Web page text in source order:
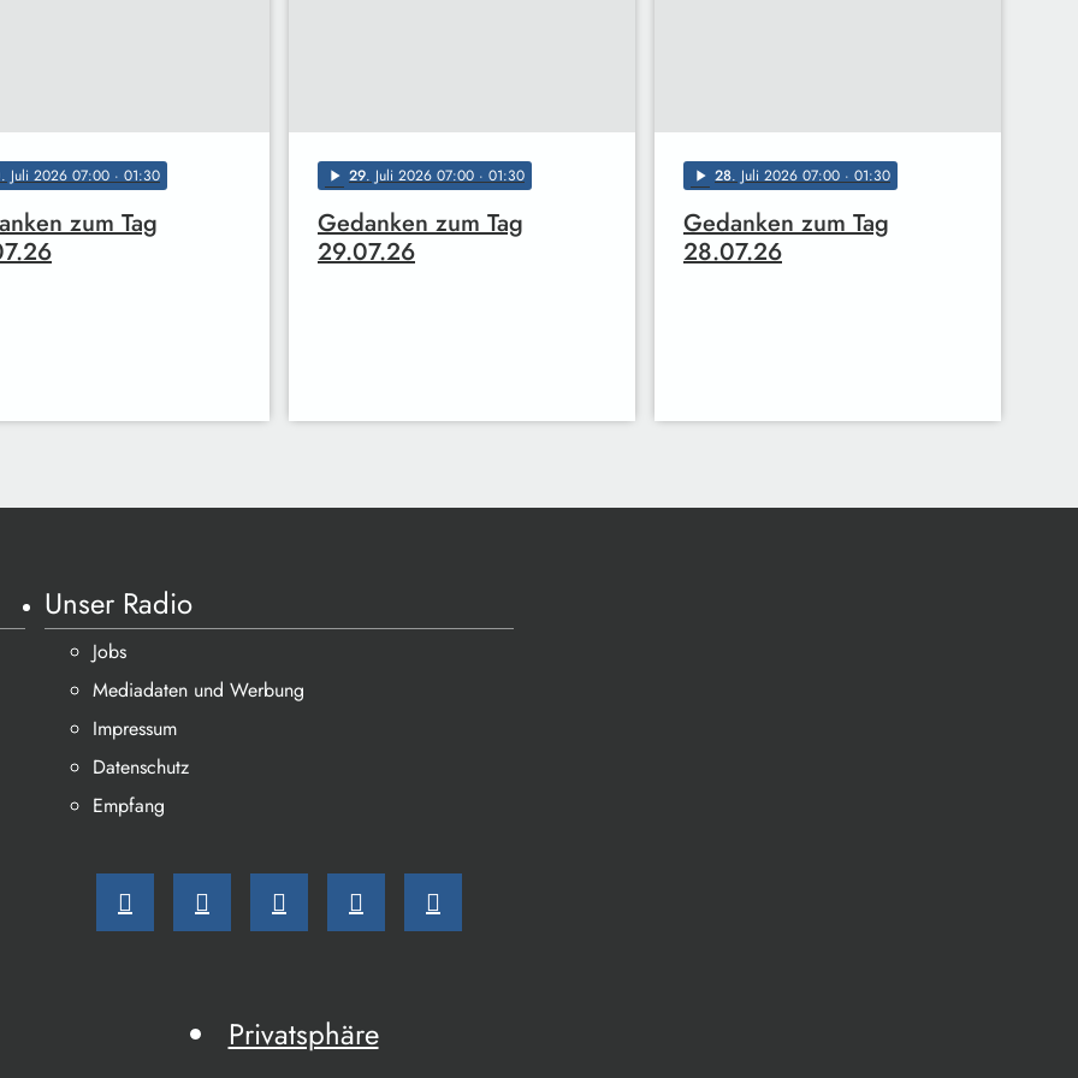
. Juli 2026 07:00 · 01:30
zum Tag
play_arrow 29. Juli 2026 07:00 · 01:30
Gedanken zum Tag
29.07.26
play_arrow 28. Juli 2026 07:00 · 01:30
Gedanken zum Tag
28.07.26
Unser Radio
Jobs
Mediadaten und Werbung
Impressum
Datenschutz
Empfang
Privatsphäre